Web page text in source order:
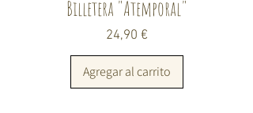
Billetera "Atemporal"
Precio
24,90 €
Agregar al carrito